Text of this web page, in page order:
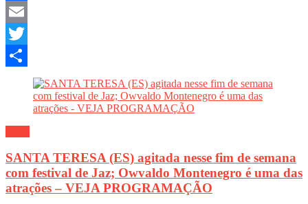
Facebook
Email
Twitter
SANTA TERESA (ES) agitada nesse fim de semana
com festival de Jaz; Owvaldo Montenegro é uma das
atrações – VEJA PROGRAMAÇÃO